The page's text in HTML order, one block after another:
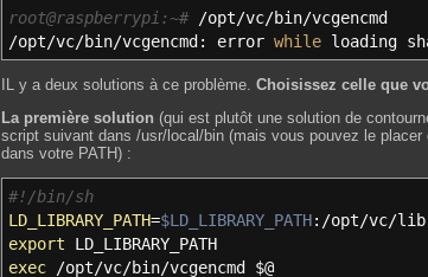
root@raspberrypi:~# /opt/vc/bin/vcgencmd
/opt/vc/bin/vcgencmd: error while loading
IL y a deux solutions à ce problème. Choisissez celle que
La première solution (qui est plutôt une solution de
script suivant dans /usr/local/bin (mais vous pouvez le placer
dans votre PATH) :
#!/bin/sh
LD_LIBRARY_PATH=$LD_LIBRARY_PATH: /opt/vc/lib
export LD_LIBRARY_PATH
exec
/opt/vc/bin/vcgencmd $@